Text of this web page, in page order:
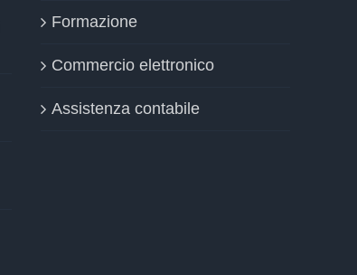
Formazione
Commercio elettronico
Assistenza contabile